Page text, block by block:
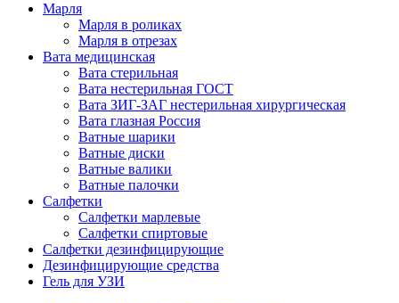
Марля
Марля в роликах
Марля в отрезах
Вата медицинская
Вата стерильная
Вата нестерильная ГОСТ
Вата ЗИГ-ЗАГ нестерильная хирургическая
Вата глазная Россия
Ватные шарики
Ватные диски
Ватные валики
Ватные палочки
Салфетки
Салфетки марлевые
Салфетки спиртовые
Салфетки дезинфицирующие
Дезинфицирующие средства
Гель для УЗИ